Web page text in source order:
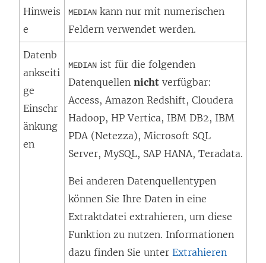
Hinweis
e
MEDIAN kann nur mit numerischen
Feldern verwendet werden.
Datenb
ankseiti
ge
Einschr
änkung
en
MEDIAN ist für die folgenden
Datenquellen nicht verfügbar:
Access, Amazon Redshift, Cloudera
Hadoop, HP Vertica, IBM DB2, IBM
PDA (Netezza), Microsoft SQL
Server, MySQL, SAP HANA, Teradata.
Bei anderen Datenquellentypen
können Sie Ihre Daten in eine
Extraktdatei extrahieren, um diese
Funktion zu nutzen. Informationen
dazu finden Sie unter Extrahieren